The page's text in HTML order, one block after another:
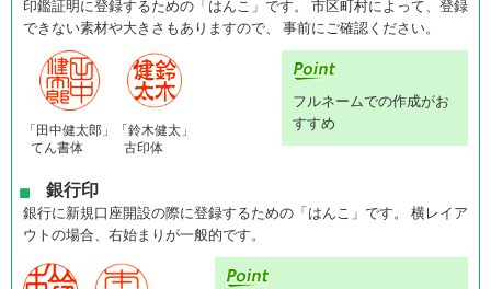
印鑑証明に登録するための「はんこ」です。 市区町村によって、登録
できない素材や大きさもありますので、 事前にご確認ください。
「田中健太郎」
てん書体
「鈴木健太」
古印体
フルネームでの作成がお
すすめ
銀行印
銀行に新規口座開設の際に登録するための「はんこ」です。 横レイア
ウトの場合、右始まりが一般的です。